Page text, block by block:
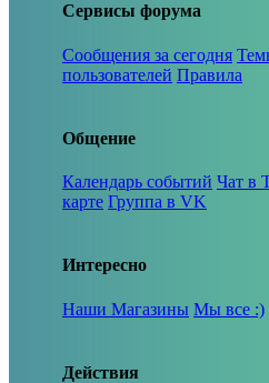
Сервисы форума
Сообщения за сегодня
пользователей Правила
Общение
Календарь событий Чат в
карте Группа в VK
Интересно
Наши Магазины Мы все :)
Действия